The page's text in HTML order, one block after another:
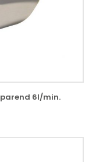
6l/min.